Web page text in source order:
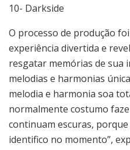
10- Darkside
O processo de produção
experiência divertida e
resgatar memórias de sua
melodias e harmonias
melodia e harmonia soa
normalmente costumo
continuam escuras, porque
identifico no momento”,